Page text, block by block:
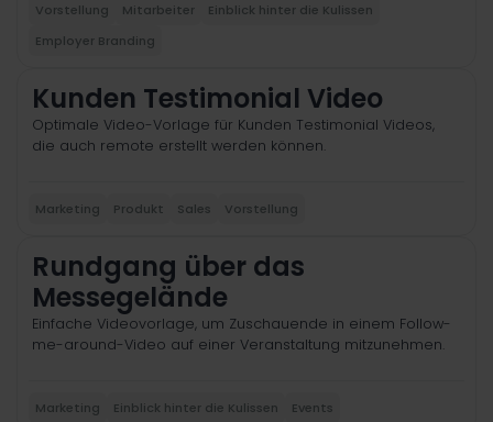
Vorstellung Mitarbeiter
Einblick hinter die Kulissen
Employer Branding
Kunden Testimonial Video
Optimale Video-Vorlage für Kunden Testimonial Videos,
die auch remote erstellt werden können.
Marketing Produkt Sales Vorstellung
Rundgang über das
Messegelände
Einfache Videovorlage, um Zuschauende in einem Follow-
me-around-Video auf einer Veranstaltung mitzunehmen.
Marketing Einblick hinter die Kulissen Events